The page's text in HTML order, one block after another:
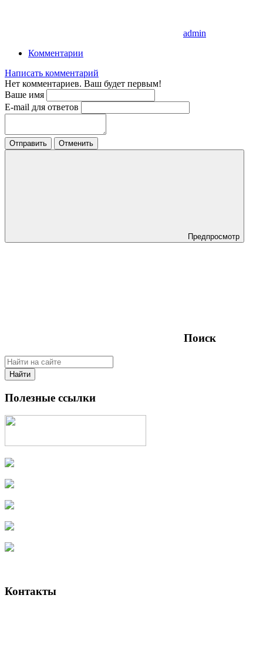
admin
Комментарии
Написать комментарий
Нет комментариев. Ваш будет первым!
Ваше имя
E-mail для ответов
Отправить Отменить
Предпросмотр
Поиск
Найти
Полезные ссылки
Контакты